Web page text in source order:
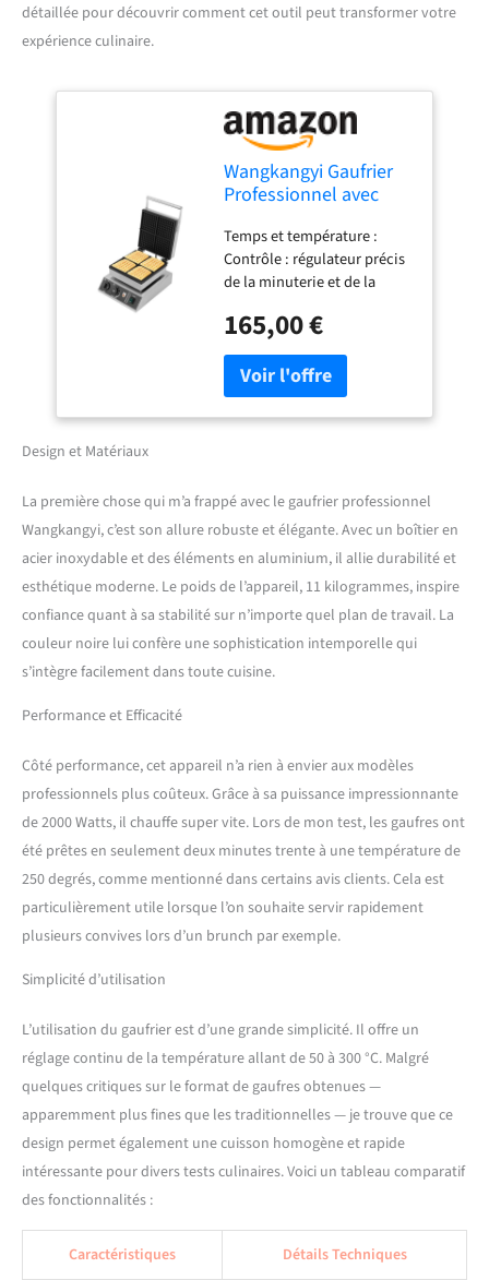
détaillée pour découvrir comment cet outil peut transformer votre
expérience culinaire.
Wangkangyi Gaufrier
Professionnel avec
Antiadhésives, 50-300
°C en Continu, 4
Pièces, Moderne, Acier
Inoxydable, Stainless
Steel
Temps et température :
Contrôle : régulateur précis
de la minuterie et de la
échelle claire de 0 à 5
minutes et 50 ~ 300 °C. La
lumière LED indique l'état
de chauffage. Alarme claire
et mélodieuse lorsque la
chauffantes pour de
délicieuses gaufres (2/4
pièces chacune). Le
revêtement en téflon
meilleure mise en forme et
garde votre espace propre et
bien rangé sans passer
régulation sont séparées
pour éviter les risques de
brûlure. Les joints robustes
et lisses entre deux poêles
assurent une utilisation
apaisante. Quatre
coussinets de pieds restent
et durable : corps de la
heures de travail prolongées
; soigné, beau sans
interférence. Le niveau de
sécurité est également
amélioré. Poignée épaisse
avec dissipation sûre de la
chaleur. Large application :
l'extérieur avec un goût
particulier, un arrière-goût
165,00 €
Design et Matériaux
La première chose qui m’a frappé avec le gaufrier professionnel
Wangkangyi, c’est son allure robuste et élégante. Avec un boîtier en
acier inoxydable et des éléments en aluminium, il allie durabilité et
esthétique moderne. Le poids de l’appareil, 11 kilogrammes, inspire
confiance quant à sa stabilité sur n’importe quel plan de travail. La
couleur noire lui confère une sophistication intemporelle qui
s’intègre facilement dans toute cuisine.
Performance et Efficacité
Côté performance, cet appareil n’a rien à envier aux modèles
professionnels plus coûteux. Grâce à sa puissance impressionnante
de 2000 Watts, il chauffe super vite. Lors de mon test, les gaufres ont
été prêtes en seulement deux minutes trente à une température de
250 degrés, comme mentionné dans certains avis clients. Cela est
particulièrement utile lorsque l’on souhaite servir rapidement
plusieurs convives lors d’un brunch par exemple.
Simplicité d’utilisation
L’utilisation du gaufrier est d’une grande simplicité. Il offre un
réglage continu de la température allant de 50 à 300 °C. Malgré
quelques critiques sur le format de gaufres obtenues —
apparemment plus fines que les traditionnelles — je trouve que ce
design permet également une cuisson homogène et rapide
intéressante pour divers tests culinaires. Voici un tableau comparatif
des fonctionnalités :
Caractéristiques Détails Techniques